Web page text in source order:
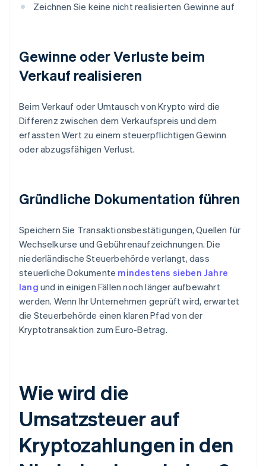
Zeichnen Sie keine nicht realisierten Gewinne auf
Gewinne oder Verluste beim
Verkauf realisieren
Beim Verkauf oder Umtausch von Krypto wird die
Differenz zwischen dem Verkaufspreis und dem
erfassten Wert zu einem steuerpflichtigen Gewinn
oder abzugsfähigen Verlust.
Gründliche Dokumentation führen
Speichern Sie Transaktionsbestätigungen, Quellen für
Wechselkurse und Gebührenaufzeichnungen. Die
niederländische Steuerbehörde verlangt, dass
steuerliche Dokumente mindestens sieben Jahre
lang und in einigen Fällen noch länger aufbewahrt
werden. Wenn Ihr Unternehmen geprüft wird, erwartet
die Steuerbehörde einen klaren Pfad von der
Kryptotransaktion zum Euro-Betrag.
Wie wird die
Umsatzsteuer auf
Kryptozahlungen in den